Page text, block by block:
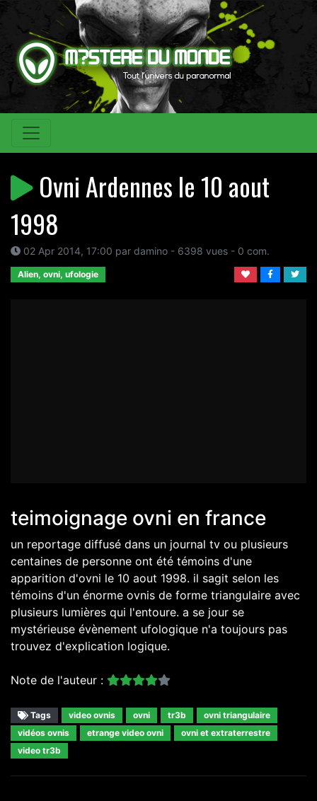
Ovni Ardennes le 10 aout
1998
02 Apr 2014, 17:00 par damino - 6398 vues - 0 com.
Alien, ovni, ufologie
teimoignage ovni en france
un reportage diffusé dans un journal tv ou plusieurs
centaines de personne ont été témoins d'une
apparition d'ovni le 10 aout 1998. il sagit selon les
témoins d'un énorme ovnis de forme triangulaire avec
plusieurs lumières qui l'entoure. a se jour se
mystérieuse évènement ufologique n'a toujours pas
trouvez d'explication logique.
Note de l'auteur :
Tags video ovnis ovni tr3b
ovni triangulaire
vidéos ovnis
etrange video ovni
ovni et extraterrestre
video tr3b